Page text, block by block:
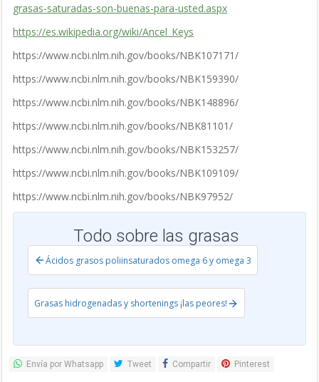
grasas-saturadas-son-buenas-para-usted.aspx
https://es.wikipedia.org/wiki/Ancel_Keys
https://www.ncbi.nlm.nih.gov/books/NBK107171/
https://www.ncbi.nlm.nih.gov/books/NBK159390/
https://www.ncbi.nlm.nih.gov/books/NBK148896/
https://www.ncbi.nlm.nih.gov/books/NBK81101/
https://www.ncbi.nlm.nih.gov/books/NBK153257/
https://www.ncbi.nlm.nih.gov/books/NBK109109/
https://www.ncbi.nlm.nih.gov/books/NBK97952/
Todo sobre las grasas
Ácidos grasos poliinsaturados omega 6 y omega 3
Grasas hidrogenadas y shortenings ¡las peores!
Envía por Whatsapp Tweet Compartir Pinterest